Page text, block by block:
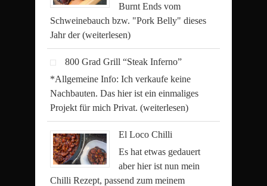
Burnt Ends vom
Schweinebauch bzw. "Pork Belly" dieses
Jahr der(weiterlesen)
800 Grad Grill “Steak Inferno”
*Allgemeine Info: Ich verkaufe keine
Nachbauten. Das hier ist ein einmaliges
Projekt für mich Privat. (weiterlesen)
El Loco Chilli
Es hat etwas gedauert
aber hier ist nun mein
Chilli Rezept, passend zum meinem